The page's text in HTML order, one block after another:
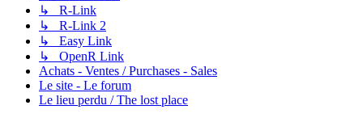
↳ R-Link
↳ R-Link 2
↳ Easy Link
↳ OpenR Link
Achats - Ventes / Purchases - Sales
Le site - Le forum
Le lieu perdu / The lost place